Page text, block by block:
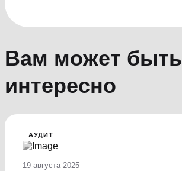
Вам может быть
интересно
АУДИТ
19 августа 2025